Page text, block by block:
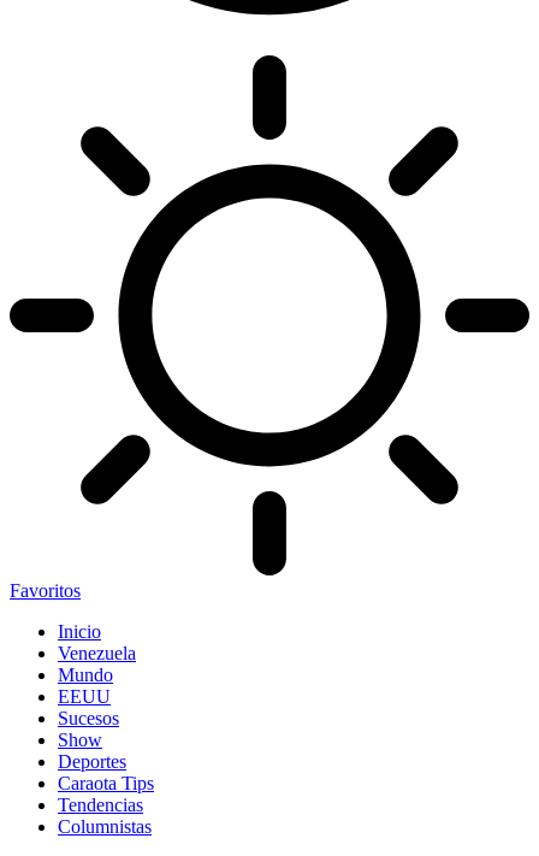
Favoritos
Inicio
Venezuela
Mundo
EEUU
Sucesos
Show
Deportes
Caraota Tips
Tendencias
Columnistas